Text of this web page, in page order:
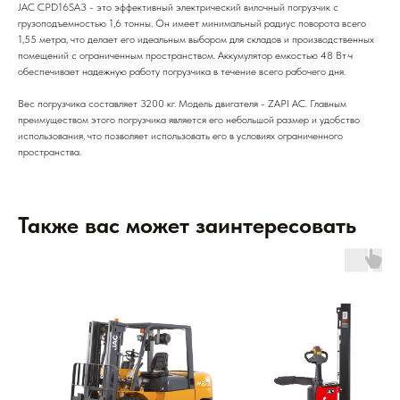
JAC CPD16SA3 - это эффективный электрический вилочный погрузчик с
грузоподъемностью 1,6 тонны. Он имеет минимальный радиус поворота всего
1,55 метра, что делает его идеальным выбором для складов и производственных
помещений с ограниченным пространством. Аккумулятор емкостью 48 Вт·ч
обеспечивает надежную работу погрузчика в течение всего рабочего дня.
Вес погрузчика составляет 3200 кг. Модель двигателя - ZAPI AC. Главным
преимуществом этого погрузчика является его небольшой размер и удобство
использования, что позволяет использовать его в условиях ограниченного
пространства.
Также вас может заинтересовать